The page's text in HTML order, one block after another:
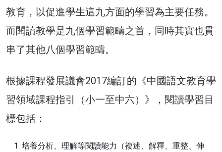
教育，以促進學生這九方面的學習為主要任務。
而閱讀教學是九個學習範疇之首，同時其實也貫
串了其他八個學習範疇。
根據課程發展議會2017編訂的《中國語文教育學
習領域課程指引（小一至中六）》，閱讀學習目
標包括：
培養分析、理解等閱讀能力（複述、解釋、重整、伸